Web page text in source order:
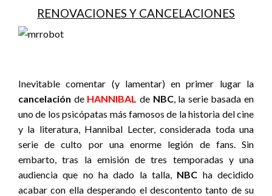
RENOVACIONES Y CANCELACIONES
Inevitable comentar (y lamentar) en primer lugar la
cancelación de HANNIBAL de NBC, la serie basada en
uno de los psicópatas más famosos de la historia del cine
y la literatura, Hannibal Lecter, considerada toda una
serie de culto por una enorme legión de fans. Sin
embarto, tras la emisión de tres temporadas y una
audiencia que no ha dado la talla, NBC ha decidido
acabar con ella desperando el descontento tanto de su